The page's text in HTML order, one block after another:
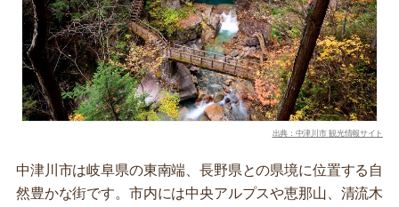
出典：中津川市 観光情報サイト
中津川市は岐阜県の東南端、長野県との県境に位置する自
然豊かな街です。市内には中央アルプスや恵那山、清流木